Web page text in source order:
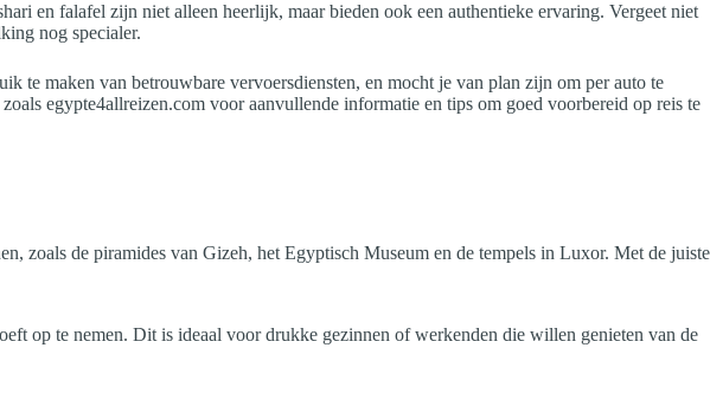
en falafel zijn niet alleen heerlijk, maar bieden ook een authentieke ervaring. Vergeet niet
nog specialer.
te maken van betrouwbare vervoersdiensten, en mocht je van plan zijn om per auto te
egypte4allreizen.com voor aanvullende informatie en tips om goed voorbereid op reis te
zoals de piramides van Gizeh, het Egyptisch Museum en de tempels in Luxor. Met de juiste
op te nemen. Dit is ideaal voor drukke gezinnen of werkenden die willen genieten van de